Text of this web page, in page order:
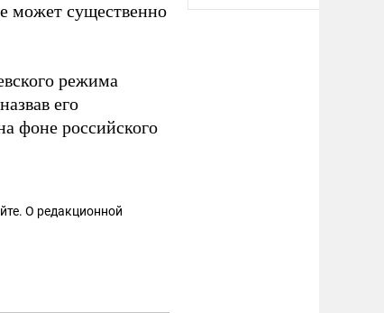
может существенно
режима
его
фоне российского
О редакционной